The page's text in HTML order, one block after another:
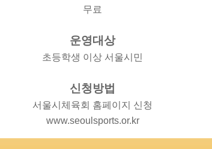
무료
운영대상
초등학생 이상 서울시민
신청방법
서울시체육회 홈페이지 신청
www.seoulsports.or.kr